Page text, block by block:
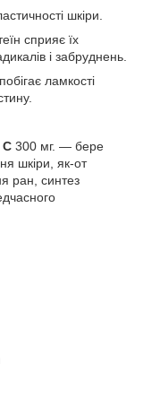
шкіри.
сприяє їх
і забруднень.
ламкості
С 300 мг. — бере
шкіри, як-от
ран, синтез